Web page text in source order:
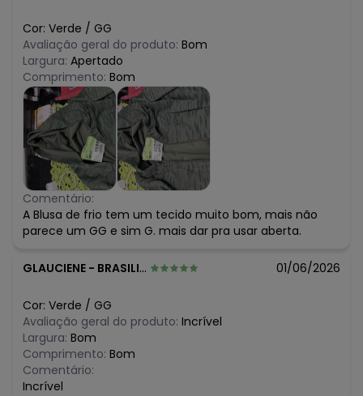
Cor: Verde / GG
Avaliação geral do produto: Bom
Largura: Apertado
Comprimento: Bom
Comentário:
A Blusa de frio tem um tecido muito bom, mais não
parece um GG e sim G. mais dar pra usar aberta.
GLAUCIENE - BRASILIA - DF 01/06/2026
Cor: Verde / GG
Avaliação geral do produto: Incrível
Largura: Bom
Comprimento: Bom
Comentário:
Incrível